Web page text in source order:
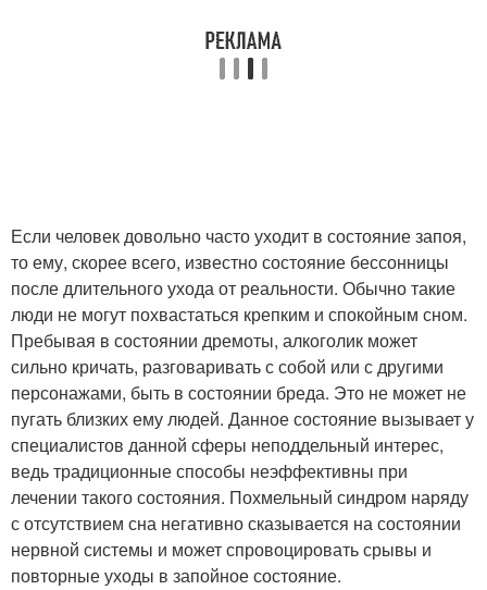
Если человек довольно часто уходит в состояние запоя,
то ему, скорее всего, известно состояние бессонницы
после длительного ухода от реальности. Обычно такие
люди не могут похвастаться крепким и спокойным сном.
Пребывая в состоянии дремоты, алкоголик может
сильно кричать, разговаривать с собой или с другими
персонажами, быть в состоянии бреда. Это не может не
пугать близких ему людей. Данное состояние вызывает у
специалистов данной сферы неподдельный интерес,
ведь традиционные способы неэффективны при
лечении такого состояния. Похмельный синдром наряду
с отсутствием сна негативно сказывается на состоянии
нервной системы и может спровоцировать срывы и
повторные уходы в запойное состояние.